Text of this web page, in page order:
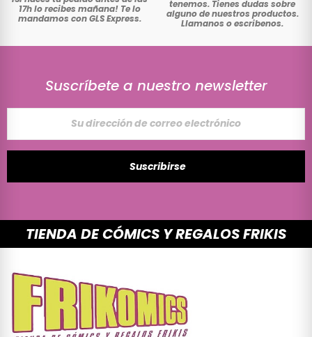
17h lo recibes mañana! Te lo
mandamos con GLS Express.
tenemos. Tienes dudas sobre
alguno de nuestros productos.
Llamanos o escribenos.
Suscríbete a nuestro newsletter
Suscribirse
TIENDA DE CÓMICS Y REGALOS FRIKIS